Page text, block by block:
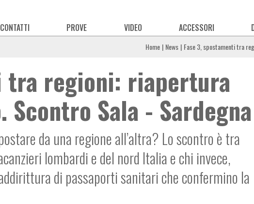
PROVE VIDEO ACCESSORI
Home News Fase 3, spostamenti tra
tra regioni: riapertura
Sala - Sardegna
da una regione all’altra? Lo scontro è tra
lombardi e del nord Italia e chi invece,
di passaporti sanitari che confermino la